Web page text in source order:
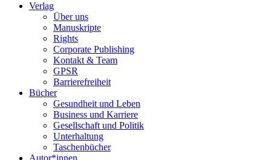
Verlag
Über uns
Manuskripte
Rights
Corporate Publishing
Kontakt & Team
GPSR
Barrierefreiheit
Bücher
Gesundheit und Leben
Business und Karriere
Gesellschaft und Politik
Unterhaltung
Taschenbücher
Autor*innen